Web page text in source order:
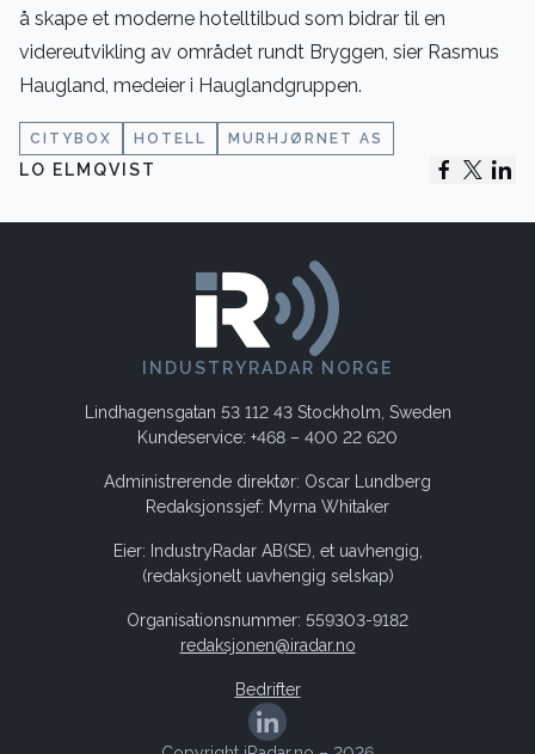
å skape et moderne hotelltilbud som bidrar til en
videreutvikling av området rundt Bryggen, sier Rasmus
Haugland, medeier i Hauglandgruppen.
CITYBOX HOTELL MURHJØRNET AS
LO ELMQVIST
INDUSTRYRADAR NORGE
Lindhagensgatan 53 112 43 Stockholm, Sweden
Kundeservice: +468 – 400 22 620
Administrerende direktør: Oscar Lundberg
Redaksjonssjef: Myrna Whitaker
Eier: IndustryRadar AB(SE), et uavhengig,
(redaksjonelt uavhengig selskap)
Organisationsnummer: 559303-9182
redaksjonen@iradar.no
Bedrifter